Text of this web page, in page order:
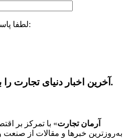
لطفا پاسخ را به عدد انگلیسی وارد کنید:
آخرین اخبار دنیای تجارت را با آرمان تجارت دنبال کنید.
آرمان تجارت» با تمرکز بر
به‌روزترین خبرها و مقالات از صنعت